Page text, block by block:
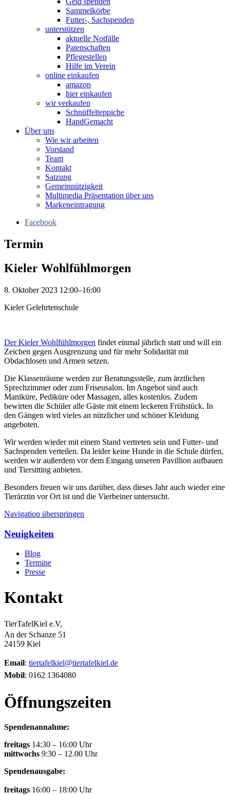
Sammelkörbe
Futter-, Sachspenden
unterstützen
aktuelle Notfälle
Patenschaften
Pflegestellen
Hilfe im Verein
online einkaufen
amazon
hier einkaufen
wir verkaufen
Schnüffelteppiche
HandGemacht
Über uns
Wie wir arbeiten
Vorstand
Team
Kontakt
Satzung
Gemeinnützigkeit
Multimedia Präsentation über uns
Markeneintragung
Facebook
Termin
Kieler Wohlfühlmorgen
8. Oktober 2023 12:00–16:00
Kieler Gelehrtenschule
Der Kieler Wohlfühlmorgen findet einmal jährlich statt und will ein
Zeichen gegen Ausgrenzung und für mehr Solidarität mit
Obdachlosen und Armen setzen.
Die Klassenräume werden zur Beratungsstelle, zum ärztlichen
Sprechzimmer oder zum Friseusalon. Im Angebot sind auch
Maniküre, Pediküre oder Massagen, alles kostenlos. Zudem
bewirten die Schüler alle Gäste mit einem leckeren Frühstück. In
den Gängen wird vieles an nützlicher und schöner Kleidung
angeboten.
Wir werden wieder mit einem Stand vertreten sein und Futter- und
Sachspenden verteilen. Da leider keine Hunde in die Schule dürfen,
werden wir außerdem vor dem Eingang unseren Pavillion aufbauen
und Tiersitting anbieten.
Besonders freuen wir uns darüber, dass dieses Jahr auch wieder eine
Tierärztin vor Ort ist und die Vierbeiner untersucht.
Navigation überspringen
Neuigkeiten
Blog
Termine
Presse
Kontakt
TierTafelKiel e.V,
An der Schanze 51
24159 Kiel
Email: tiertafelkiel@tiertafelkiel.de
Mobil: 0162 1364080
Öffnungszeiten
Spendenannahme:
freitags 14:30 – 16:00 Uhr
mittwochs 9:30 – 12.00 Uhr
Spendenausgabe:
freitags 16:00 – 18:00 Uhr